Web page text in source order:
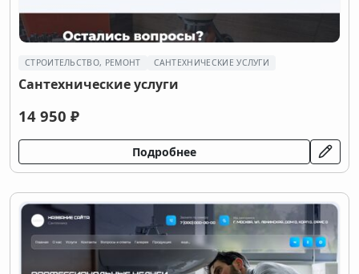
СТРОИТЕЛЬСТВО, РЕМОНТ САНТЕХНИЧЕСКИЕ УСЛУГИ
Сантехнические услуги
14 950 ₽
Подробнее